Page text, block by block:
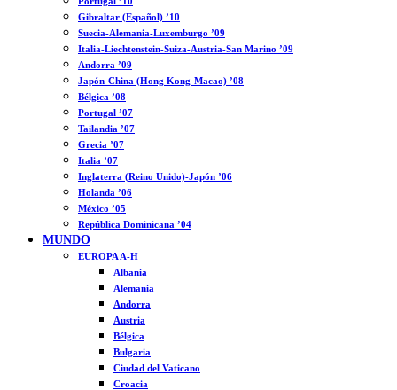
Gibraltar (Español) ’10
Suecia-Alemania-Luxemburgo ’09
Italia-Liechtenstein-Suiza-Austria-San Marino ’09
Andorra ’09
Japón-China (Hong Kong-Macao) ’08
Bélgica ’08
Portugal ’07
Tailandia ’07
Grecia ’07
Italia ’07
Inglaterra (Reino Unido)-Japón ’06
Holanda ’06
México ’05
República Dominicana ’04
MUNDO
EUROPA A-H
Albania
Alemania
Andorra
Austria
Bélgica
Bulgaria
Ciudad del Vaticano
Croacia